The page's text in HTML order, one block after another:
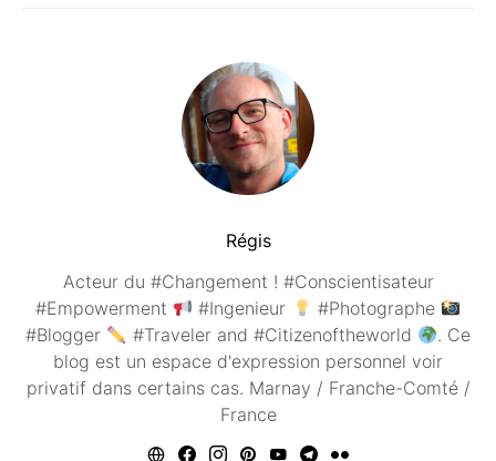
Régis
Acteur du #Changement ! #Conscientisateur
#Empowerment
#Ingenieur
#Photographe
#Blogger
#Traveler and #Citizenoftheworld
. Ce
blog est un espace d'expression personnel voir
privatif dans certains cas. Marnay / Franche-Comté /
France